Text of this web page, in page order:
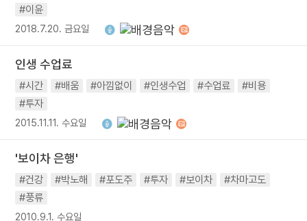
#이윤
2018.7.20. 금요일
인생 수업료
#시간 #배움 #아낌없이 #인생수업 #수업료
#비용
#투자
2015.11.11. 수요일
'보이차 은행'
#건강 #박노해 #포도주 #투자 #보이차
#차마고도
#풍류
2010.9.1. 수요일